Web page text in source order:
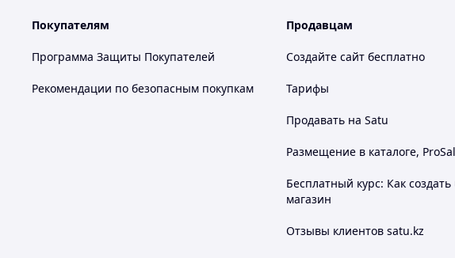
Покупателям
Программа Защиты Покупателей
Рекомендации по безопасным покупкам
Продавцам
Создайте сайт бесплатно
Тарифы
Продавать на Satu
Размещение в каталоге,
Бесплатный курс: Как
магазин
Отзывы клиентов satu.kz